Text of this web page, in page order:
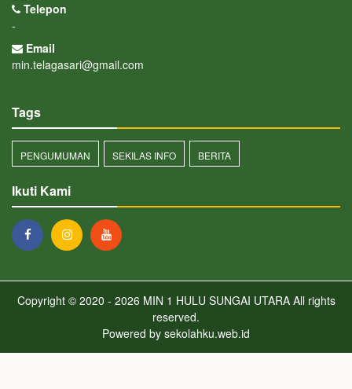
Telepon
-
Email
min.telagasari@gmail.com
Tags
PENGUMUMAN SEKILAS INFO BERITA
Ikuti Kami
Copyright © 2020 - 2026 MIN 1 HULU SUNGAI UTARAAll rights
reserved.
Powered by sekolahku.web.id